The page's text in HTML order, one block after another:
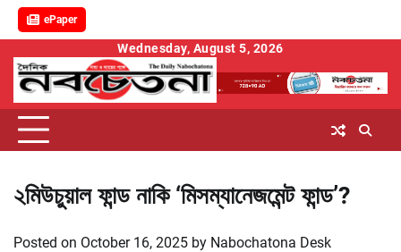
ePaper
content
Wednesday, August 5, 2026
২মিউচুয়াল ফান্ড নাকি ‘মিসম্যানেজমেন্ট ফান্ড’?
Posted on October 16, 2025 by Nabochatona Desk